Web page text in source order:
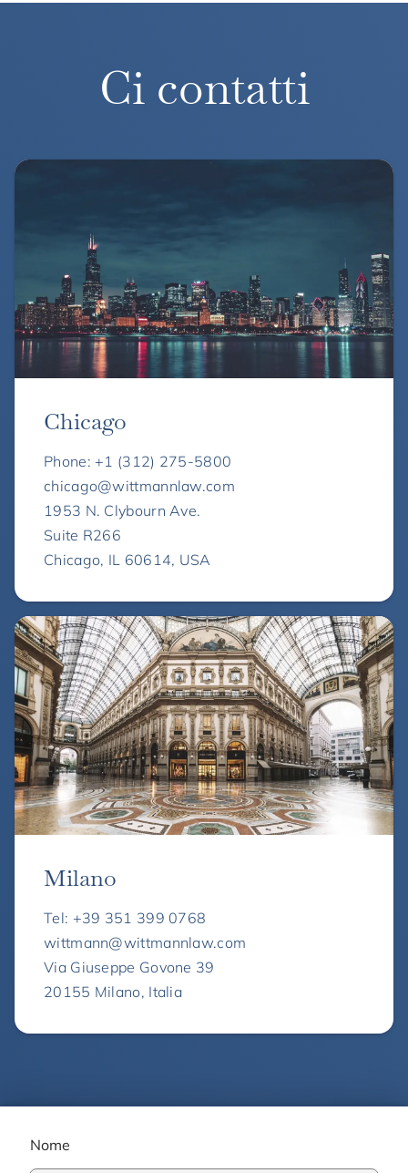
Ci contatti
Chicago
Phone: +1 (312) 275-5800
chicago@wittmannlaw.com
1953 N. Clybourn Ave.
Suite R266
Chicago, IL 60614, USA
Milano
Tel: +39 351 399 0768
wittmann@wittmannlaw.com
Via Giuseppe Govone 39
20155 Milano, Italia
Nome